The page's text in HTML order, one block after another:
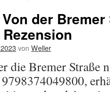
der
von Weller
die Bremer Straße